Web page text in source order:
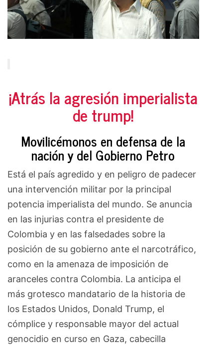
¡Atrás la agresión imperialista
de trump!
Movilicémonos en defensa de la
nación y del Gobierno Petro
Está el país agredido y en peligro de padecer
una intervención militar por la principal
potencia imperialista del mundo. Se anuncia
en las injurias contra el presidente de
Colombia y en las falsedades sobre la
posición de su gobierno ante el narcotráfico,
como en la amenaza de imposición de
aranceles contra Colombia. La anticipa el
más grotesco mandatario de la historia de
los Estados Unidos, Donald Trump, el
cómplice y responsable mayor del actual
genocidio en curso en Gaza, cabecilla